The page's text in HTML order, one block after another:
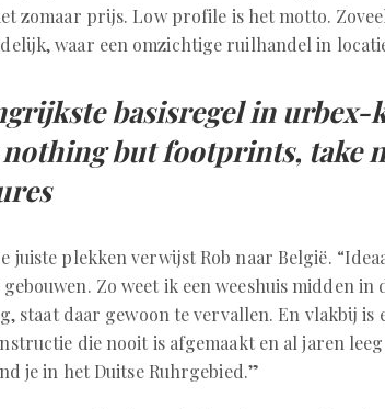
zomaar prijs. Low profile is het motto.
waar een omzichtige ruilhandel in
basisregel in urbex-
nothing but footprints, take
juiste plekken verwijst Rob naar België.
Zo weet ik een weeshuis midden in
staat daar gewoon te vervallen. En vlakbij is
die nooit is afgemaakt en al jaren
je in het Duitse Ruhrgebied.”